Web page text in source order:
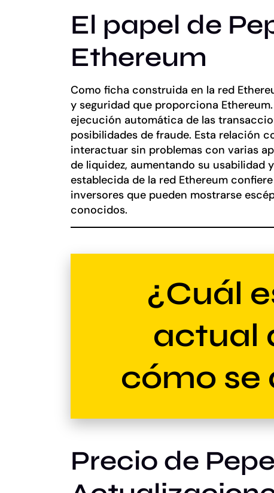
El papel de
Ethereum
Como ficha construida en la red
y seguridad que proporciona
ejecución automática de las
posibilidades de fraude. Esta relación
interactuar sin problemas con varias
de liquidez, aumentando su usabilidad
establecida de la red Ethereum
inversores que pueden mostrarse
conocidos.
¿Cuál
actual
cómo se
Precio de